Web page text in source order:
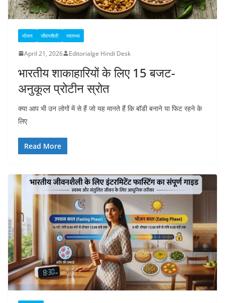
भोजन जीवनशैली स्वास्थ्य
April 21, 2026 Editorialge Hindi Desk
भारतीय शाकाहारियों के लिए 15 बजट-
अनुकूल प्रोटीन स्रोत
क्या आप भी उन लोगों में से हैं जो यह मानते हैं कि बॉडी बनाने या फिट रहने के
लिए
Read More